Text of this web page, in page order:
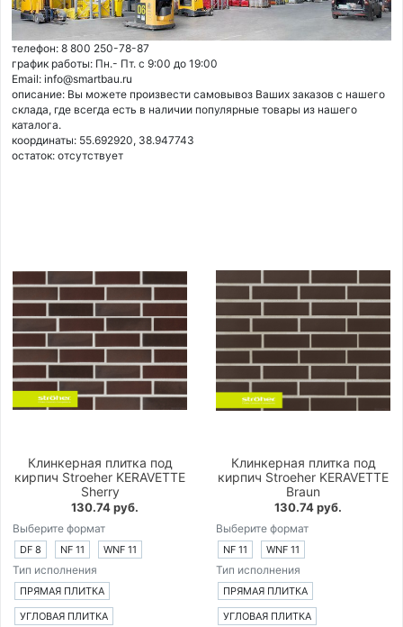
телефон: 8 800 250-78-87
график работы: Пн.- Пт. с 9:00 до 19:00
Email: info@smartbau.ru
описание: Вы можете произвести самовывоз Ваших заказов с нашего
склада, где всегда есть в наличии популярные товары из нашего
каталога.
координаты: 55.692920, 38.947743
остаток: отсутствует
Клинкерная плитка под
кирпич Stroeher KERAVETTE
Sherry
130.74 руб.
Выберите формат
DF 8 NF 11 WNF 11
Тип исполнения
ПРЯМАЯ ПЛИТКА
УГЛОВАЯ ПЛИТКА
Клинкерная плитка под
кирпич Stroeher KERAVETTE
Braun
130.74 руб.
Выберите формат
NF 11 WNF 11
Тип исполнения
ПРЯМАЯ ПЛИТКА
УГЛОВАЯ ПЛИТКА